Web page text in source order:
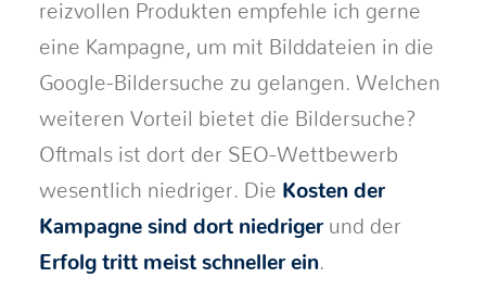
reizvollen Produkten empfehle ich gerne
eine Kampagne, um mit Bilddateien in die
Google-Bildersuche zu gelangen. Welchen
weiteren Vorteil bietet die Bildersuche?
Oftmals ist dort der SEO-Wettbewerb
wesentlich niedriger. Die Kosten der
Kampagne sind dort niedriger und der
Erfolg tritt meist schneller ein.